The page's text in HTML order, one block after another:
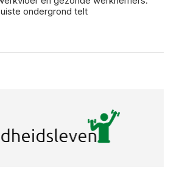
ondergrond telt